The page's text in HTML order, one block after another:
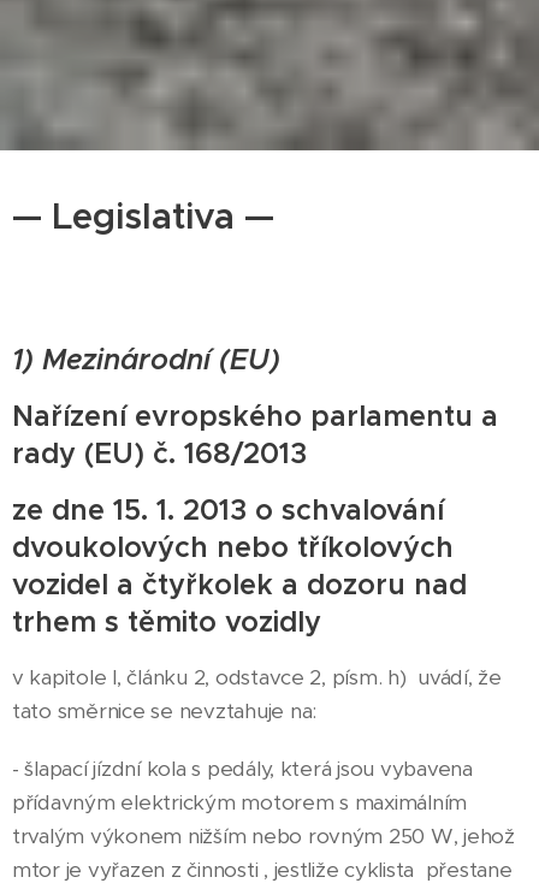
— Legislativa —
1) Mezinárodní (EU)
Nařízení evropského parlamentu a
rady (EU) č. 168/2013
ze dne 15. 1. 2013 o schvalování
dvoukolových nebo tříkolových
vozidel a čtyřkolek a dozoru nad
trhem s těmito vozidly
v kapitole I, článku 2, odstavce 2, písm. h) uvádí, že
tato směrnice se nevztahuje na:
- šlapací jízdní kola s pedály, která jsou vybavena
přídavným elektrickým motorem s maximálním
trvalým výkonem nižším nebo rovným 250 W, jehož
mtor je vyřazen z činnosti , jestliže cyklista přestane